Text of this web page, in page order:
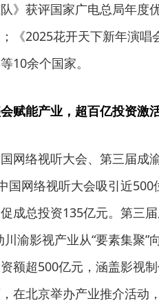
》获评国家广电总局年度
《2025花开天下新年演
10余个国家。
赋能产业，超百亿投资激
网络视听大会、第三届成
国网络视听大会吸引近
成总投资135亿元。第三
渝影视产业从“要素集聚”
额超500亿元，涵盖影视
在北京举办产业推介活动